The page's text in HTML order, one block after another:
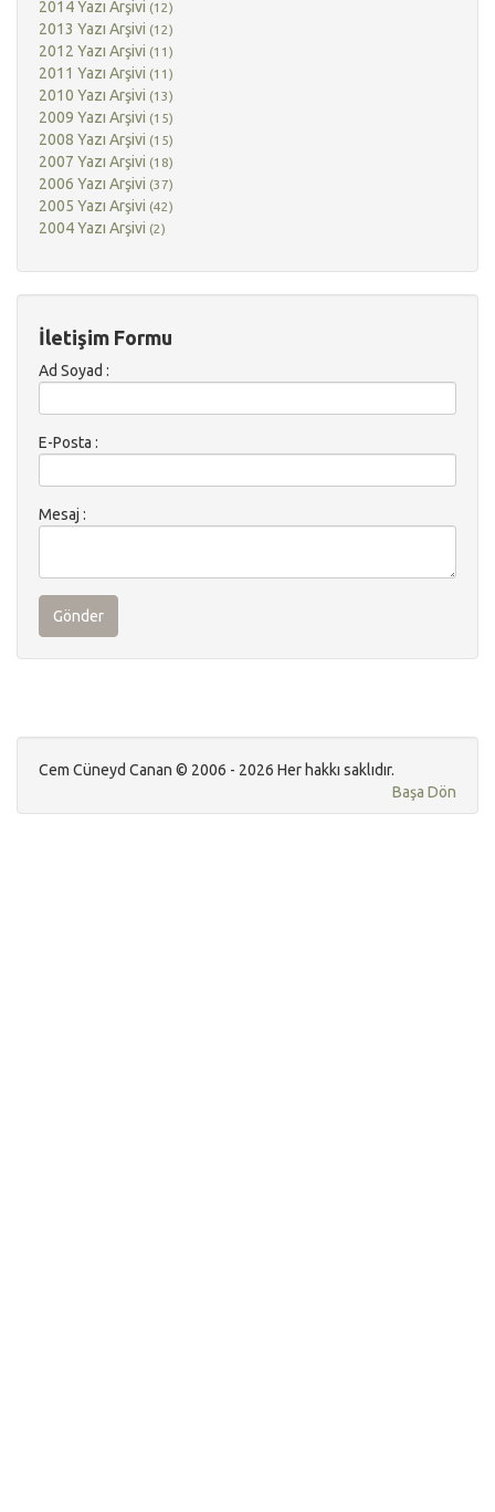
2014 Yazı Arşivi (12)
2013 Yazı Arşivi (12)
2012 Yazı Arşivi (11)
2011 Yazı Arşivi (11)
2010 Yazı Arşivi (13)
2009 Yazı Arşivi (15)
2008 Yazı Arşivi (15)
2007 Yazı Arşivi (18)
2006 Yazı Arşivi (37)
2005 Yazı Arşivi (42)
2004 Yazı Arşivi (2)
İletişim Formu
Ad Soyad :
E-Posta :
Mesaj :
Gönder
Cem Cüneyd Canan © 2006 - 2026 Her hakkı saklıdır.
Başa Dön